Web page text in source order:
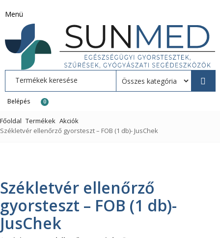
Menü
Belépés 0
Főoldal Termékek Akciók
Székletvér ellenőrző gyorsteszt – FOB (1 db)- JusChek
Székletvér ellenőrző
gyorsteszt – FOB (1 db)-
JusChek